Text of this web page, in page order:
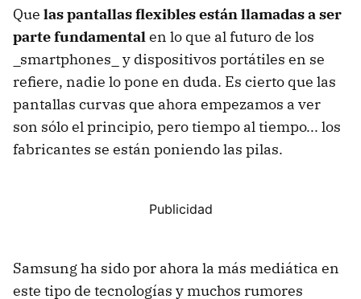
Que las pantallas flexibles están llamadas a ser
parte fundamentalen lo que al futuro de los
_smartphones_ y dispositivos portátiles en se
refiere, nadie lo pone en duda. Es cierto que las
pantallas curvas que ahora empezamos a ver
son sólo el principio, pero tiempo al tiempo... los
fabricantes se están poniendo las pilas.
Samsung ha sido por ahora la más mediática en
este tipo de tecnologías y muchos rumores